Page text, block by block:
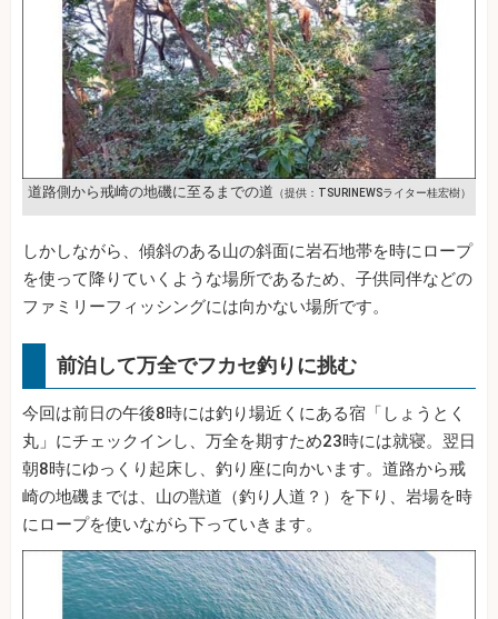
道路側から戒崎の地磯に至るまでの道 （提供：TSURINEWSライター桂宏樹）
しかしながら、傾斜のある山の斜面に岩石地帯を時にロープ
を使って降りていくような場所であるため、子供同伴などの
ファミリーフィッシングには向かない場所です。
前泊して万全でフカセ釣りに挑む
今回は前日の午後8時には釣り場近くにある宿「しょうとく
丸」にチェックインし、万全を期すため23時には就寝。翌日
朝8時にゆっくり起床し、釣り座に向かいます。道路から戒
崎の地磯までは、山の獣道（釣り人道？）を下り、岩場を時
にロープを使いながら下っていきます。